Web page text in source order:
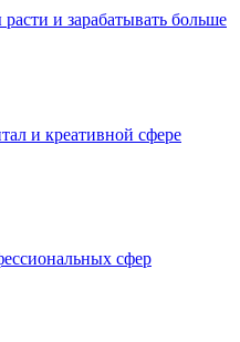
и зарабатывать больше
и креативной сфере
сфер